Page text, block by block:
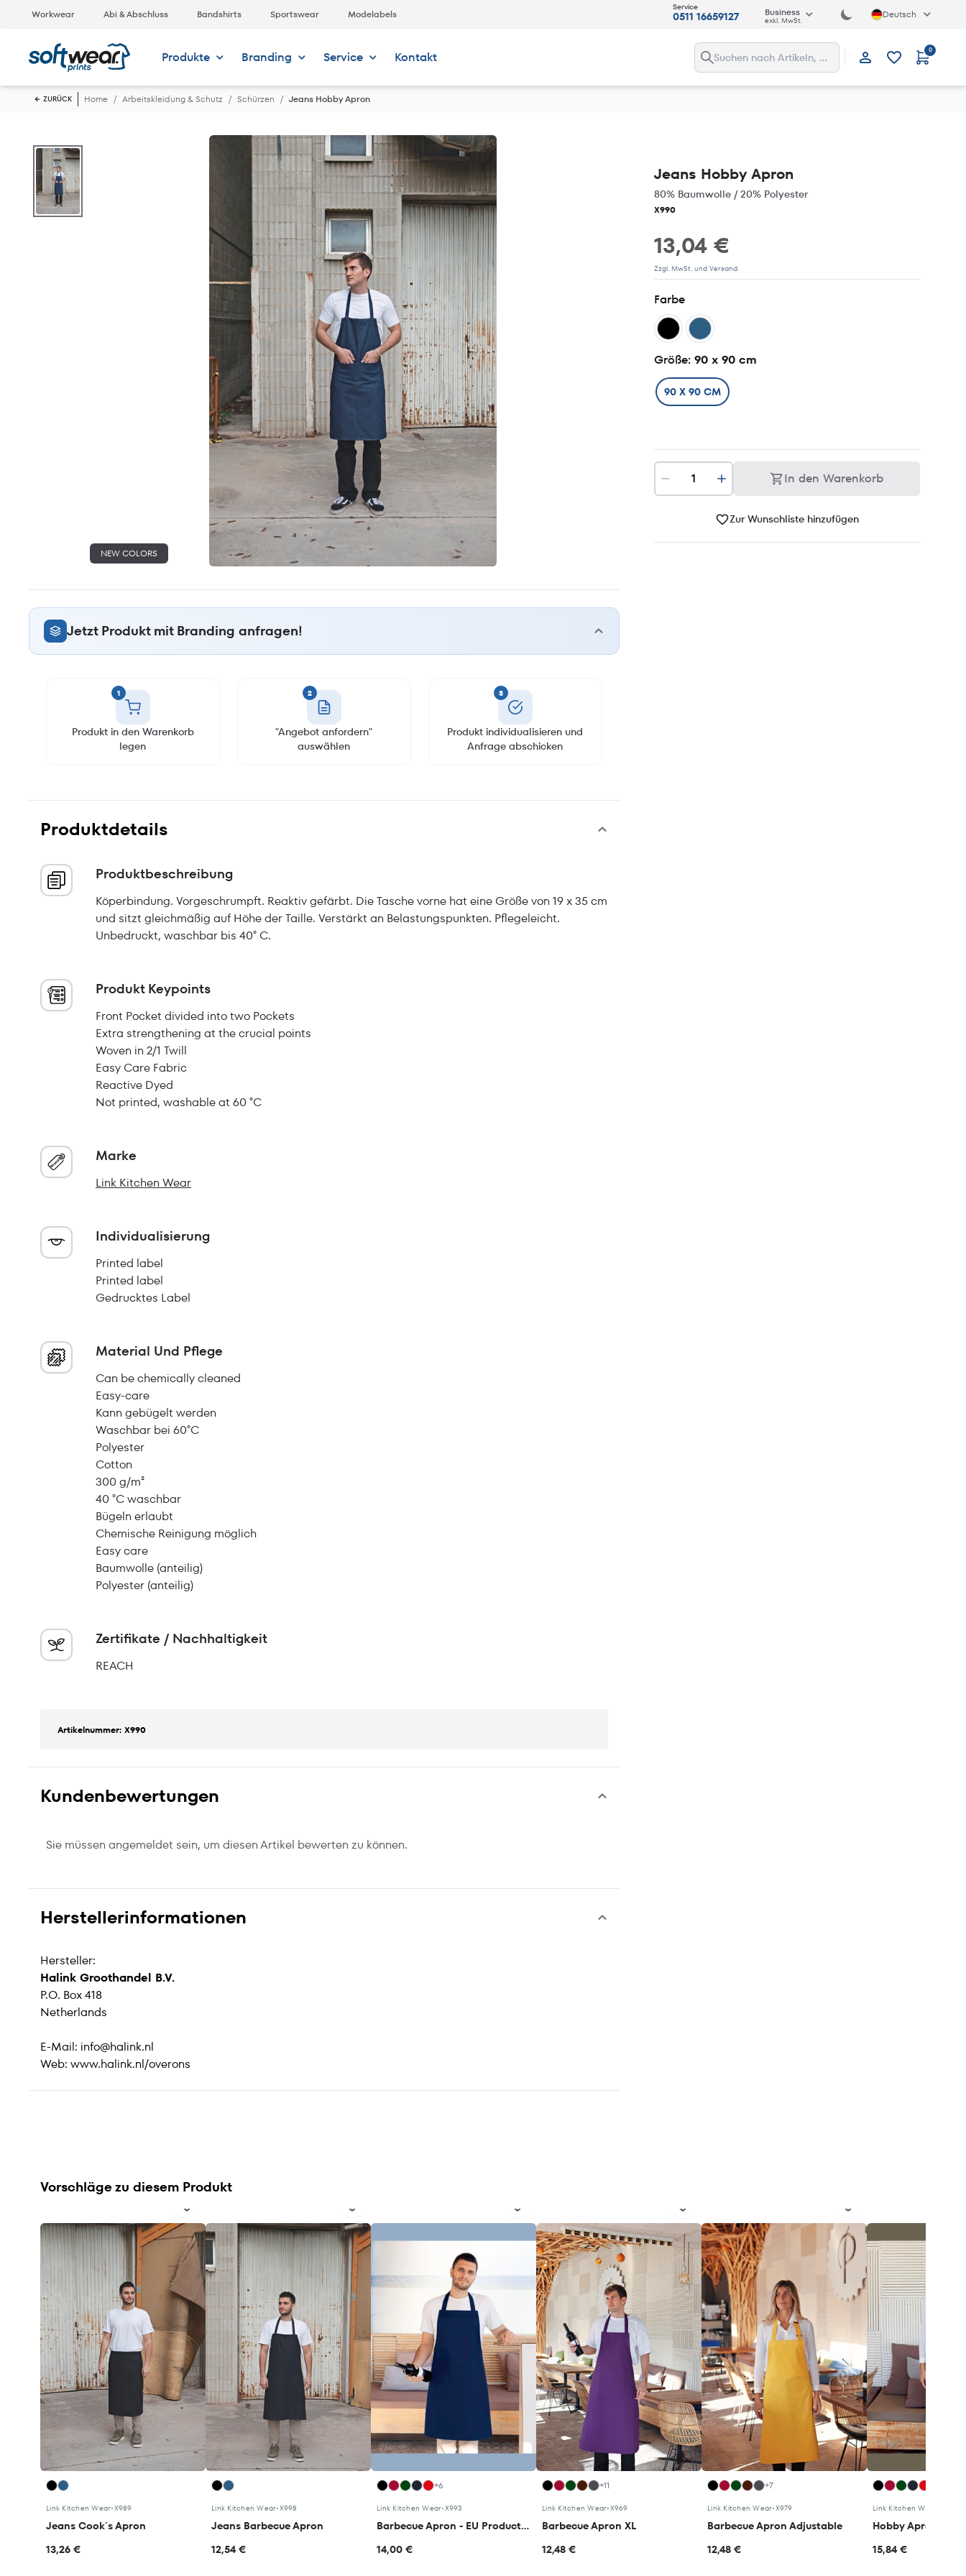
Workwear Abi & Abschluss Bandshirts Sportswear Modelabels
Service
0511 16659127 Business
exkl. MwSt. Deutsch
Produkte Branding Service Kontakt Anmelden
0
ZURÜCK Home Arbeitskleidung & Schutz Schürzen Jeans Hobby Apron
NEW COLORS
Jeans Hobby Apron
80% Baumwolle / 20% Polyester
X990
13,04 €
Zzgl. MwSt. und Versand
Farbe
Größe: 90 x 90 cm
90 X 90 CM
In den Warenkorb
Zur Wunschliste hinzufügen
Jetzt Produkt mit Branding anfragen!
1
Produkt in den Warenkorb
legen
2
"Angebot anfordern"
auswählen
3
Produkt individualisieren und
Anfrage abschicken
Produktdetails
Produktbeschreibung
Köperbindung. Vorgeschrumpft. Reaktiv gefärbt. Die Tasche vorne hat eine Größe von 19 x 35 cm
und sitzt gleichmäßig auf Höhe der Taille. Verstärkt an Belastungspunkten. Pflegeleicht.
Unbedruckt, waschbar bis 40° C.
Produkt Keypoints
Front Pocket divided into two Pockets
Extra strengthening at the crucial points
Woven in 2/1 Twill
Easy Care Fabric
Reactive Dyed
Not printed, washable at 60 °C
Marke
Link Kitchen Wear
Individualisierung
Printed label
Printed label
Gedrucktes Label
Material Und Pflege
Can be chemically cleaned
Easy-care
Kann gebügelt werden
Waschbar bei 60°C
Polyester
Cotton
300 g/m²
40 °C waschbar
Bügeln erlaubt
Chemische Reinigung möglich
Easy care
Baumwolle (anteilig)
Polyester (anteilig)
Zertifikate / Nachhaltigkeit
REACH
Artikelnummer: X990
Kundenbewertungen
Sie müssen angemeldet sein, um diesen Artikel bewerten zu können.
Herstellerinformationen
Hersteller:
Halink Groothandel B.V.
P.O. Box 418
Netherlands
E-Mail: info@halink.nl
Web: www.halink.nl/overons
Vorschläge zu diesem Produkt
Link Kitchen Wear•X989
Jeans Cook´s Apron
13,26 €
Link Kitchen Wear•X998
Jeans Barbecue Apron
12,54 €
+6
Link Kitchen Wear•X993
Barbecue Apron - EU Production
14,00 €
+11
Link Kitchen Wear•X969
Barbecue Apron XL
12,48 €
+7
Link Kitchen Wear•X979
Barbecue Apron Adjustable
12,48 €
Link Kitchen Wear
Hobby Apron -
15,84 €